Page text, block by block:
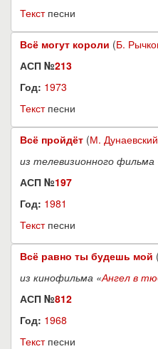
Текстпесни
Всё могут короли (Б.
АСП №213
Год: 1973
Текстпесни
Всё пройдёт (М. Дунаевский
из телевизионного фильма
АСП №197
Год: 1981
Текстпесни
Всё равно ты будешь мой (
из кинофильма «Ангел в
АСП №812
Год: 1968
Текстпесни